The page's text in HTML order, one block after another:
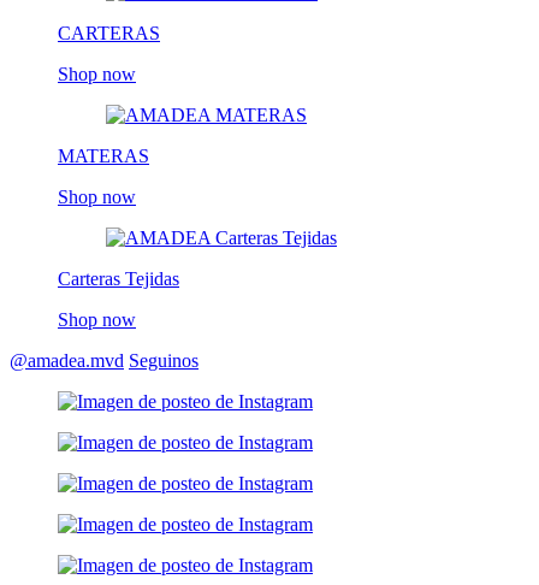
CARTERAS
Shop now
MATERAS
Shop now
Carteras Tejidas
Shop now
@amadea.mvd Seguinos